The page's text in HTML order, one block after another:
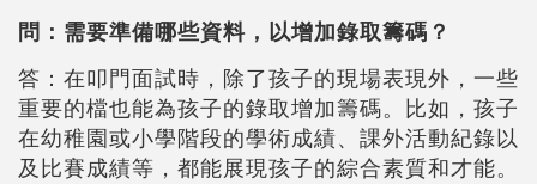
問：需要準備哪些資料，以增加錄取籌碼？
答：在叩門面試時，除了孩子的現場表現外，一些
重要的檔也能為孩子的錄取增加籌碼。比如，孩子
在幼稚園或小學階段的學術成績、課外活動紀錄以
及比賽成績等，都能展現孩子的綜合素質和才能。